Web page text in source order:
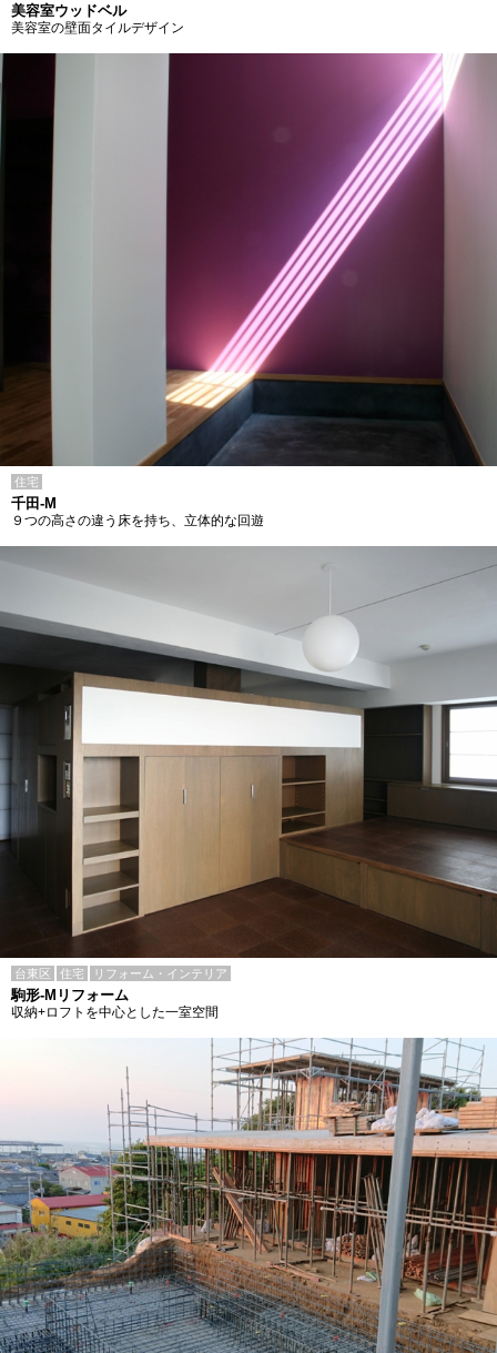
美容室ウッドベル
美容室の壁面タイルデザイン
住宅
千田-M
９つの高さの違う床を持ち、立体的な回遊
台東区 住宅 リフォーム・インテリア
駒形-Mリフォーム
収納+ロフトを中心とした一室空間